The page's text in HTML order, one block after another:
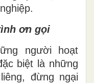
ơn gọi
người hoạt
biệt là những
đừng ngại